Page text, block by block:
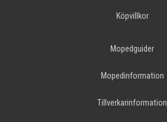
Köpvillkor
Mopedguider
Mopedinformation
Tillverkarinformation